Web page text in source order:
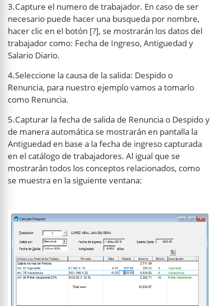
3.Capture el numero de trabajador. En caso de ser
necesario puede hacer una busqueda por nombre,
hacer clic en el botón [?], se mostrarán los datos del
trabajador como: Fecha de Ingreso, Antiguedad y
Salario Diario.
4.Seleccione la causa de la salida: Despido o
Renuncia, para nuestro ejemplo vamos a tomarlo
como Renuncia.
5.Capturar la fecha de salida de Renuncia o Despido y
de manera automática se mostrarán en pantalla la
Antiguedad en base a la fecha de ingreso capturada
en el catálogo de trabajadores. Al igual que se
mostrarán todos los conceptos relacionados, como
se muestra en la siguiente ventana: